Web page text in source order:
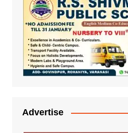
Advertise